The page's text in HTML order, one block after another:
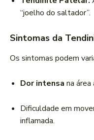
“joelho do saltador”.
Sintomas da
Os sintomas podem
Dor intensa na área
Dificuldade em
inflamada.